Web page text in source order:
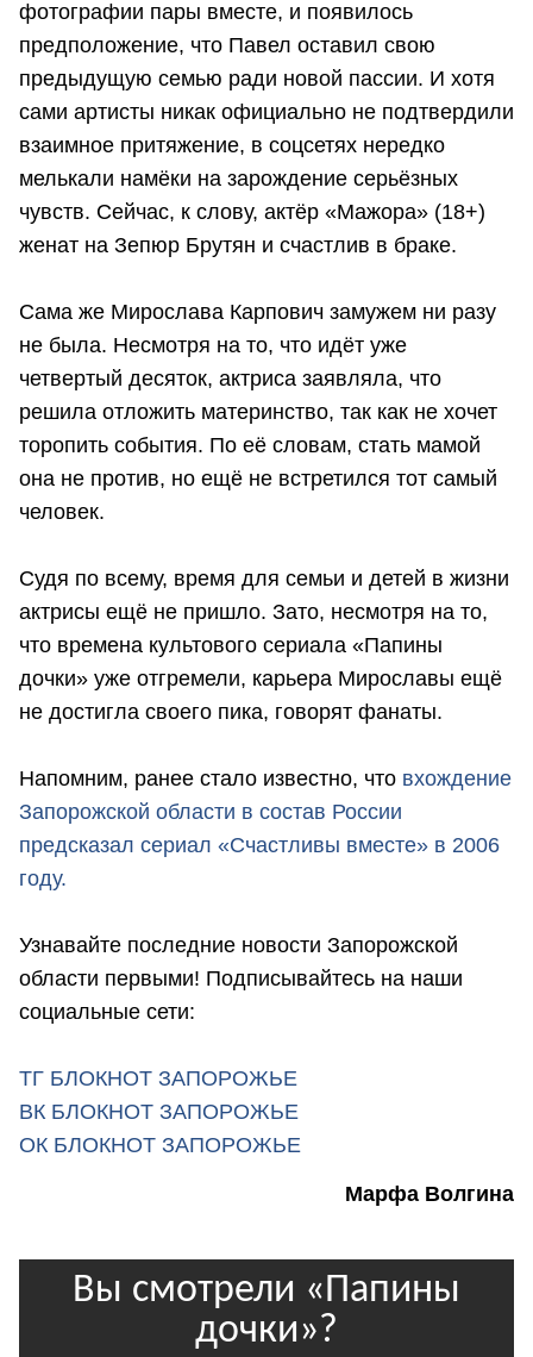
фотографии пары вместе, и появилось
предположение, что Павел оставил свою
предыдущую семью ради новой пассии. И хотя
сами артисты никак официально не подтвердили
взаимное притяжение, в соцсетях нередко
мелькали намёки на зарождение серьёзных
чувств. Сейчас, к слову, актёр «Мажора» (18+)
женат на Зепюр Брутян и счастлив в браке.
Сама же Мирослава Карпович замужем ни разу
не была. Несмотря на то, что идёт уже
четвертый десяток, актриса заявляла, что
решила отложить материнство, так как не хочет
торопить события. По её словам, стать мамой
она не против, но ещё не встретился тот самый
человек.
Судя по всему, время для семьи и детей в жизни
актрисы ещё не пришло. Зато, несмотря на то,
что времена культового сериала «Папины
дочки» уже отгремели, карьера Мирославы ещё
не достигла своего пика, говорят фанаты.
Напомним, ранее стало известно, что вхождение
Запорожской области в состав России
предсказал сериал «Счастливы вместе» в 2006
году.
Узнавайте последние новости Запорожской
области первыми! Подписывайтесь на наши
социальные сети:
ТГ БЛОКНОТ ЗАПОРОЖЬЕ
ВК БЛОКНОТ ЗАПОРОЖЬЕ
ОК БЛОКНОТ ЗАПОРОЖЬЕ
Марфа Волгина